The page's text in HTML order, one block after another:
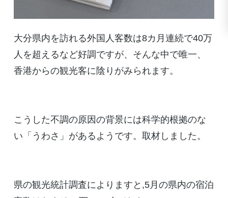
大分県内を訪れる外国人客数は8カ月連続で40万
人を超えるなど好調ですが、そんな中で唯一、
香港からの観光客に陰りがみられます。
こうした不調の原因の背景には科学的根拠のな
い「うわさ」があるようです。取材しました。
県の観光統計調査によりますと,5月の県内の宿泊